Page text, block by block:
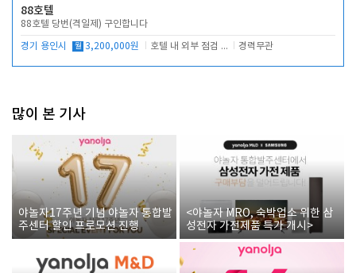
88호텔
88호텔 당번(격일제) 구인합니다
경기 용인시 월 3,200,000원 호텔 내 외부 점검 및 프런트 운영 경력무관
많이 본 기사
야놀자17주년 기념 야놀자 통합발
주센터 할인 프로모션 진행
<야놀자 MRO, 숙박업소 위한 삼
성전자 가전제품 특가 개시>